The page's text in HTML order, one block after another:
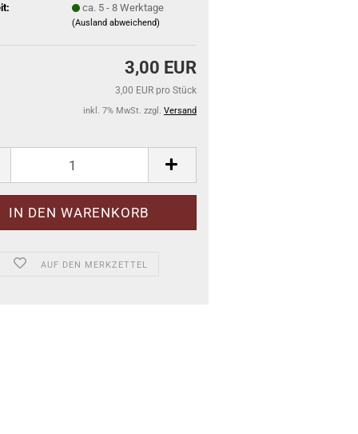
ca. 5 - 8 Werktage
(Ausland abweichend)
3,00 EUR
3,00 EUR pro Stück
inkl. 7% MwSt. zzgl. Versand
AUF DEN MERKZETTEL